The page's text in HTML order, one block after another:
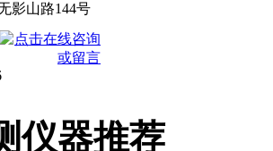
影山路144号
仪器推荐